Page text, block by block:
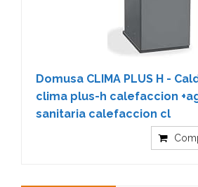
Domusa CLIMA PLUS H -
clima plus-h calefaccion
sanitaria calefaccion cl